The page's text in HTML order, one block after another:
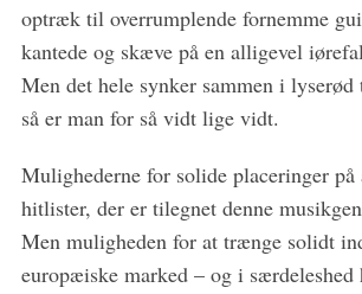
optræk til overrumplende fornemme
kantede og skæve på en alligevel
Men det hele synker sammen i
så er man for så vidt lige vidt.
Mulighederne for solide placeringer på
hitlister, der er tilegnet denne
Men muligheden for at trænge solidt
europæiske marked – og i særdeleshed